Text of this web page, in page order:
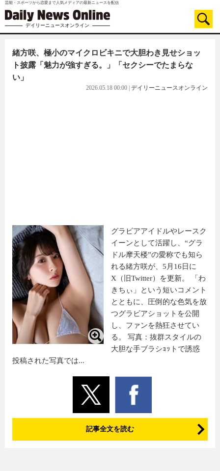
芸能・スポーツから恋愛まで人気メディアの最新ニュースを配信
デイリーニュースオンライン
緒方咲、極小のマイクロビキニで大胆わき見せショッ
ト披露「魅力が強すぎる。」「セクシーでたまらな
い」
2026.05.18 00:00 デイリーニュースオンライン
グラビアアイドルやレースク
イーンとして活躍し、“グラ
ドル摩天楼”の愛称でも知ら
れる緒方咲が、5月16日に
X（旧Twitter）を更新。 「わ
きちぃ」という短いコメント
とともに、圧倒的な色気を放
つグラビアショットを公開
し、ファンを熱狂させてい
る。 写真：抜群スタイルの
大胆な手ブラシｮｯトで誘惑
投稿された写真では...
記事全文を読む